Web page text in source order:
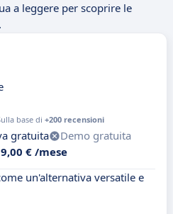
a leggere per scoprire le
base di +200 recensioni
gratuita
Demo gratuita
9,00 € /mese
un'alternativa versatile e